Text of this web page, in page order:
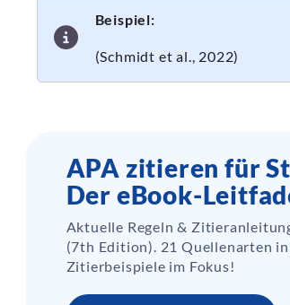
Beispiel:
(Schmidt et al., 2022)
APA zitieren für
Der eBook-
Aktuelle Regeln &
(7th Edition). 21 Quellenarten
Zitierbeispiele im Fokus!